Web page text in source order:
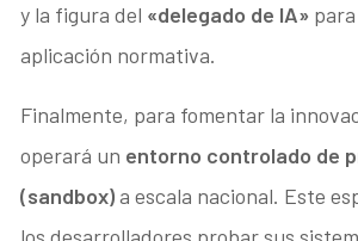
y la figura del «delegado de IA»
aplicación normativa.
Finalmente, para fomentar la
operará un entorno controlado de
(sandbox)a escala nacional. Este